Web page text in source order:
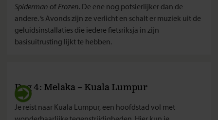
Spiderman of Frozen. De ene nog potsierlijker dan de
andere. ‘s Avonds zijn ze verlicht en schalt er muziek uit de
geluidsinstallaties die iedere fietsriksja in zijn
basisuitrusting lijkt te hebben.
Dag 4: Melaka – Kuala Lumpur
Je reist naar Kuala Lumpur, een hoofdstad vol met